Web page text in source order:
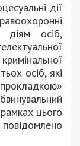
дії
діям осіб,
осіб, які
цього